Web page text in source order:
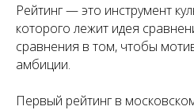
Рейтинг — это инструмент
которого лежит идея
сравнения в том, чтобы
амбиции.
Первый рейтинг в